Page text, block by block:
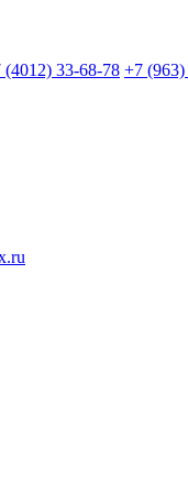
(4012) 33-68-78 +7